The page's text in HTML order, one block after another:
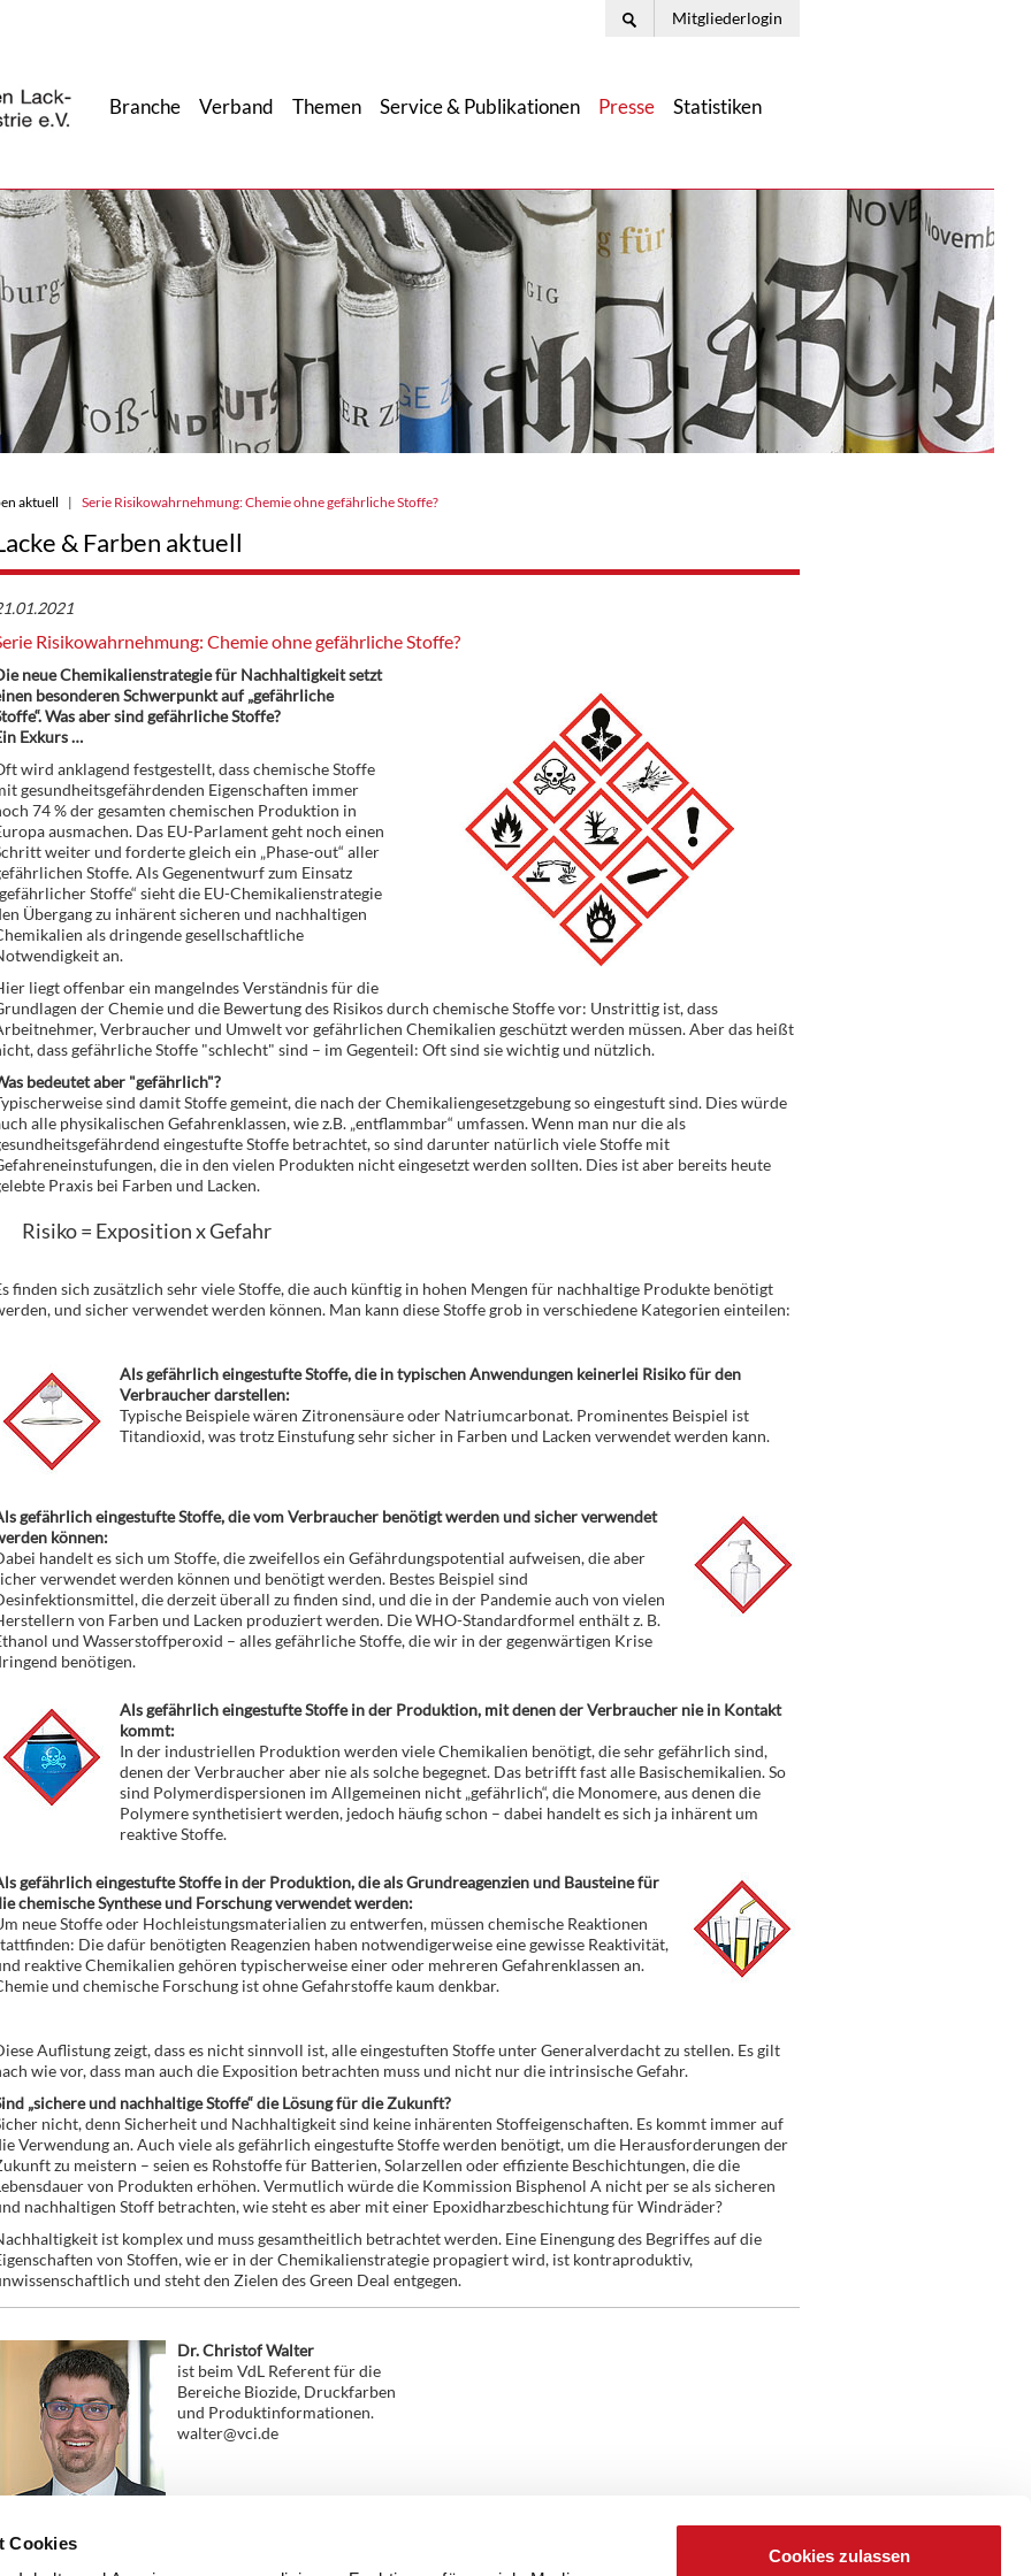
Cookies
Cookies zulassen
Mitgliederlogin
Branche Verband Themen Service & Publikationen Presse Statistiken
aktuell Serie Risikowahrnehmung: Chemie ohne gefährliche Stoffe?
& Farben aktuell
Risikowahrnehmung: Chemie ohne gefährliche Stoffe?
neue Chemikalienstrategie für Nachhaltigkeit setzt
besonderen Schwerpunkt auf „gefährliche
Was aber sind gefährliche Stoffe?
Exkurs …
wird anklagend festgestellt, dass chemische Stoffe
gesundheitsgefährdenden Eigenschaften immer
74 % der gesamten chemischen Produktion in
ausmachen. Das EU-Parlament geht noch einen
weiter und forderte gleich ein „Phase-out“ aller
Stoffe. Als Gegenentwurf zum Einsatz
Stoffe“ sieht die EU-Chemikalienstrategie
Übergang zu inhärent sicheren und nachhaltigen
als dringende gesellschaftliche
an.
liegt offenbar ein mangelndes Verständnis für die
der Chemie und die Bewertung des Risikos durch chemische Stoffe vor: Unstrittig ist, dass
Verbraucher und Umwelt vor gefährlichen Chemikalien geschützt werden müssen. Aber das heißt
dass gefährliche Stoffe "schlecht" sind – im Gegenteil: Oft sind sie wichtig und nützlich.
bedeutet aber "gefährlich"?
sind damit Stoffe gemeint, die nach der Chemikaliengesetzgebung so eingestuft sind. Dies würde
alle physikalischen Gefahrenklassen, wie z.B. „entflammbar“ umfassen. Wenn man nur die als
eingestufte Stoffe betrachtet, so sind darunter natürlich viele Stoffe mit
die in den vielen Produkten nicht eingesetzt werden sollten. Dies ist aber bereits heute
Praxis bei Farben und Lacken.
Risiko = Exposition x Gefahr
finden sich zusätzlich sehr viele Stoffe, die auch künftig in hohen Mengen für nachhaltige Produkte benötigt
und sicher verwendet werden können. Man kann diese Stoffe grob in verschiedene Kategorien einteilen:
Als gefährlich eingestufte Stoffe, die in typischen Anwendungen keinerlei Risiko für den
Verbraucher darstellen:
Typische Beispiele wären Zitronensäure oder Natriumcarbonat. Prominentes Beispiel ist
Titandioxid, was trotz Einstufung sehr sicher in Farben und Lacken verwendet werden kann.
gefährlich eingestufte Stoffe, die vom Verbraucher benötigt werden und sicher verwendet
können:
handelt es sich um Stoffe, die zweifellos ein Gefährdungspotential aufweisen, die aber
verwendet werden können und benötigt werden. Bestes Beispiel sind
die derzeit überall zu finden sind, und die in der Pandemie auch von vielen
von Farben und Lacken produziert werden. Die WHO-Standardformel enthält z. B.
und Wasserstoffperoxid – alles gefährliche Stoffe, die wir in der gegenwärtigen Krise
benötigen.
Als gefährlich eingestufte Stoffe in der Produktion, mit denen der Verbraucher nie in Kontakt
kommt:
In der industriellen Produktion werden viele Chemikalien benötigt, die sehr gefährlich sind,
denen der Verbraucher aber nie als solche begegnet. Das betrifft fast alle Basischemikalien. So
sind Polymerdispersionen im Allgemeinen nicht „gefährlich“, die Monomere, aus denen die
Polymere synthetisiert werden, jedoch häufig schon – dabei handelt es sich ja inhärent um
reaktive Stoffe.
gefährlich eingestufte Stoffe in der Produktion, die als Grundreagenzien und Bausteine für
chemische Synthese und Forschung verwendet werden:
neue Stoffe oder Hochleistungsmaterialien zu entwerfen, müssen chemische Reaktionen
Die dafür benötigten Reagenzien haben notwendigerweise eine gewisse Reaktivität,
reaktive Chemikalien gehören typischerweise einer oder mehreren Gefahrenklassen an.
und chemische Forschung ist ohne Gefahrstoffe kaum denkbar.
Auflistung zeigt, dass es nicht sinnvoll ist, alle eingestuften Stoffe unter Generalverdacht zu stellen. Es gilt
wie vor, dass man auch die Exposition betrachten muss und nicht nur die intrinsische Gefahr.
„sichere und nachhaltige Stoffe“ die Lösung für die Zukunft?
nicht, denn Sicherheit und Nachhaltigkeit sind keine inhärenten Stoffeigenschaften. Es kommt immer auf
Verwendung an. Auch viele als gefährlich eingestufte Stoffe werden benötigt, um die Herausforderungen der
zu meistern – seien es Rohstoffe für Batterien, Solarzellen oder effiziente Beschichtungen, die die
von Produkten erhöhen. Vermutlich würde die Kommission Bisphenol A nicht per se als sicheren
nachhaltigen Stoff betrachten, wie steht es aber mit einer Epoxid­harzbeschichtung für Windräder?
ist komplex und muss gesamtheitlich betrachtet werden. Eine Einengung des Begriffes auf die
von Stoffen, wie er in der Chemikalienstrategie propagiert wird, ist kontraproduktiv,
und steht den Zielen des Green Deal entgegen.
Dr. Christof Walter
ist beim VdL Referent für die
Bereiche Biozide, Druckfarben
und Produkt­informationen.
walter@vci.de
Zurück